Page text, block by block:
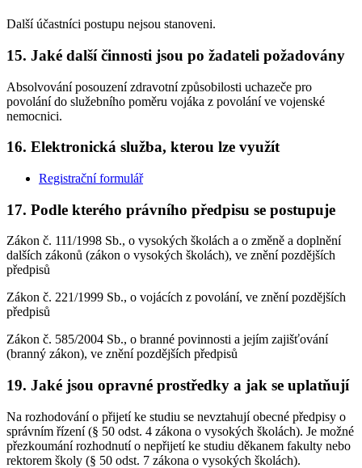
Další účastníci postupu nejsou stanoveni.
15. Jaké další činnosti jsou po žadateli požadovány
Absolvování posouzení zdravotní způsobilosti uchazeče pro
povolání do služebního poměru vojáka z povolání ve vojenské
nemocnici.
16. Elektronická služba, kterou lze využít
Registrační formulář
17. Podle kterého právního předpisu se postupuje
Zákon č. 111/1998 Sb., o vysokých školách a o změně a doplnění
dalších zákonů (zákon o vysokých školách), ve znění pozdějších
předpisů
Zákon č. 221/1999 Sb., o vojácích z povolání, ve znění pozdějších
předpisů
Zákon č. 585/2004 Sb., o branné povinnosti a jejím zajišťování
(branný zákon), ve znění pozdějších předpisů
19. Jaké jsou opravné prostředky a jak se uplatňují
Na rozhodování o přijetí ke studiu se nevztahují obecné předpisy o
správním řízení (§ 50 odst. 4 zákona o vysokých školách). Je možné
přezkoumání rozhodnutí o nepřijetí ke studiu děkanem fakulty nebo
rektorem školy (§ 50 odst. 7 zákona o vysokých školách).